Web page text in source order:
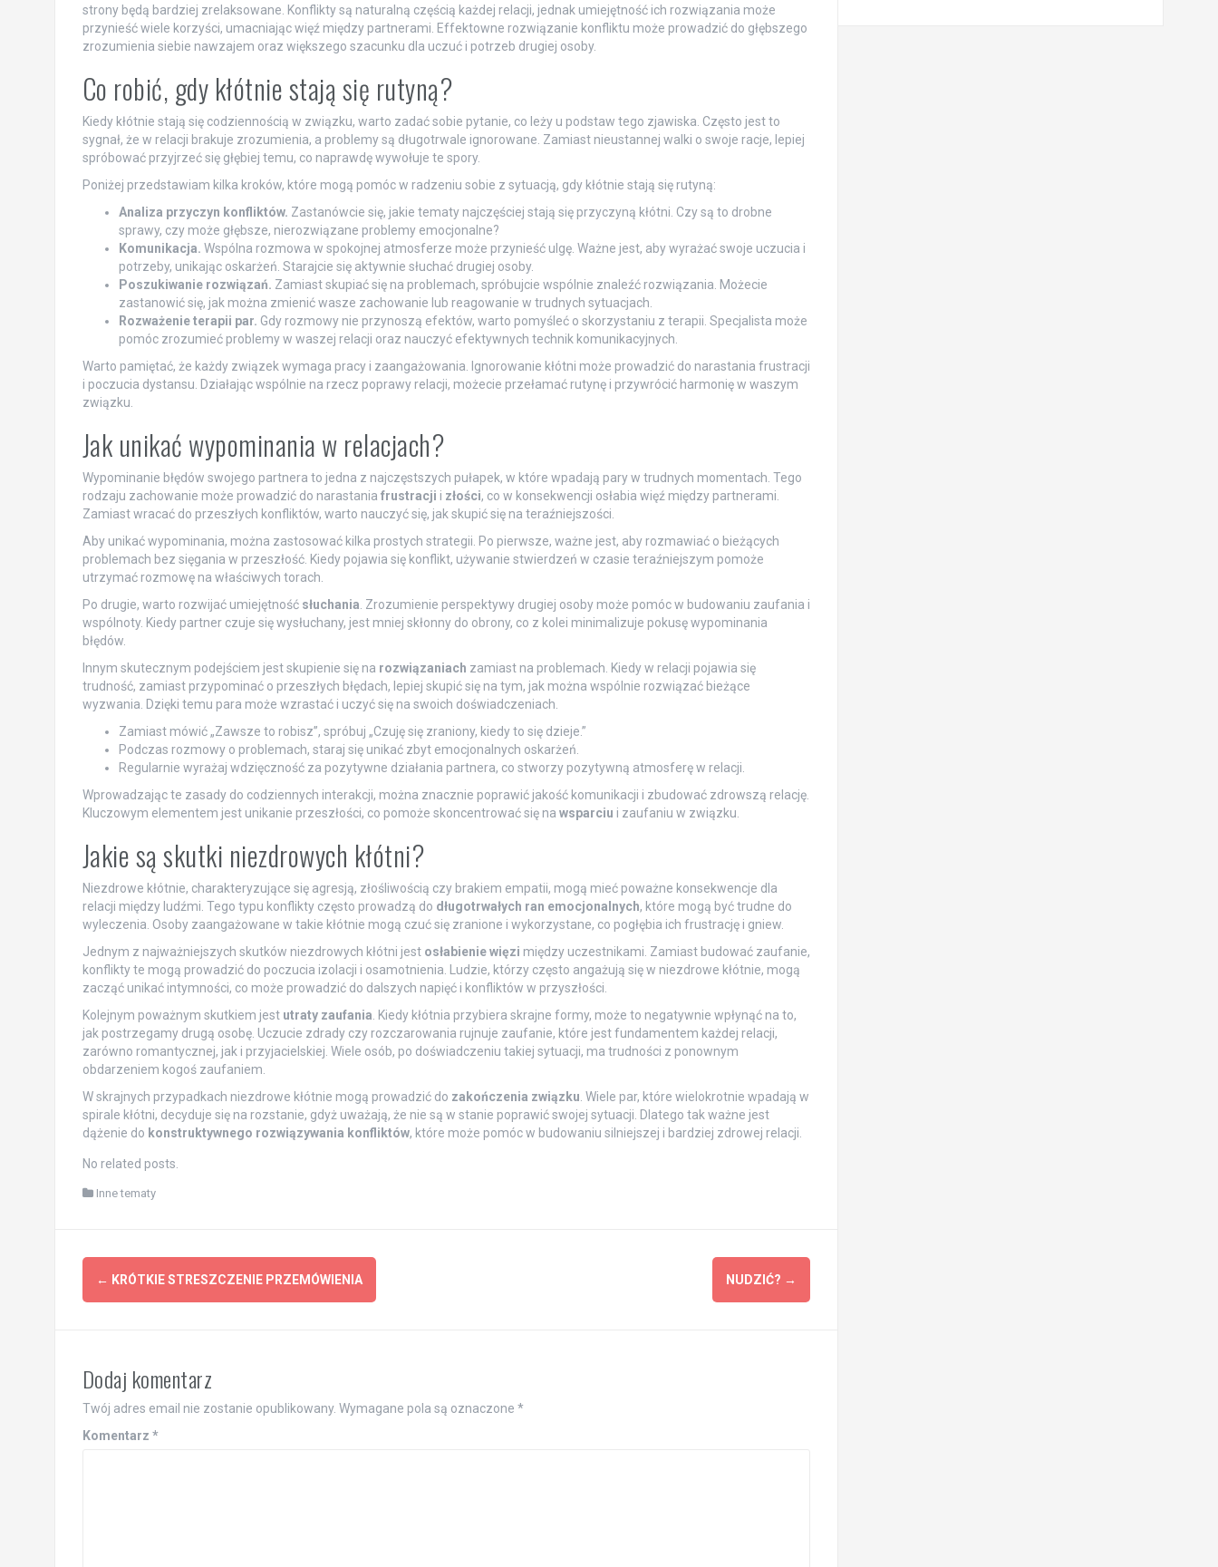
strony będą bardziej zrelaksowane. Konflikty są naturalną częścią każdej relacji, jednak umiejętność ich rozwiązania może
przynieść wiele korzyści, umacniając więź między partnerami. Effektowne rozwiązanie konfliktu może prowadzić do głębszego
zrozumienia siebie nawzajem oraz większego szacunku dla uczuć i potrzeb drugiej osoby.
Co robić, gdy kłótnie stają się rutyną?
Kiedy kłótnie stają się codziennością w związku, warto zadać sobie pytanie, co leży u podstaw tego zjawiska. Często jest to
sygnał, że w relacji brakuje zrozumienia, a problemy są długotrwale ignorowane. Zamiast nieustannej walki o swoje racje, lepiej
spróbować przyjrzeć się głębiej temu, co naprawdę wywołuje te spory.
Poniżej przedstawiam kilka kroków, które mogą pomóc w radzeniu sobie z sytuacją, gdy kłótnie stają się rutyną:
Analiza przyczyn konfliktów. Zastanówcie się, jakie tematy najczęściej stają się przyczyną kłótni. Czy są to drobne
sprawy, czy może głębsze, nierozwiązane problemy emocjonalne?
Komunikacja. Wspólna rozmowa w spokojnej atmosferze może przynieść ulgę. Ważne jest, aby wyrażać swoje uczucia i
potrzeby, unikając oskarżeń. Starajcie się aktywnie słuchać drugiej osoby.
Poszukiwanie rozwiązań. Zamiast skupiać się na problemach, spróbujcie wspólnie znaleźć rozwiązania. Możecie
zastanowić się, jak można zmienić wasze zachowanie lub reagowanie w trudnych sytuacjach.
Rozważenie terapii par. Gdy rozmowy nie przynoszą efektów, warto pomyśleć o skorzystaniu z terapii. Specjalista może
pomóc zrozumieć problemy w waszej relacji oraz nauczyć efektywnych technik komunikacyjnych.
Warto pamiętać, że każdy związek wymaga pracy i zaangażowania. Ignorowanie kłótni może prowadzić do narastania frustracji
i poczucia dystansu. Działając wspólnie na rzecz poprawy relacji, możecie przełamać rutynę i przywrócić harmonię w waszym
związku.
Jak unikać wypominania w relacjach?
Wypominanie błędów swojego partnera to jedna z najczęstszych pułapek, w które wpadają pary w trudnych momentach. Tego
rodzaju zachowanie może prowadzić do narastania frustracji i złości, co w konsekwencji osłabia więź między partnerami.
Zamiast wracać do przeszłych konfliktów, warto nauczyć się, jak skupić się na teraźniejszości.
Aby unikać wypominania, można zastosować kilka prostych strategii. Po pierwsze, ważne jest, aby rozmawiać o bieżących
problemach bez sięgania w przeszłość. Kiedy pojawia się konflikt, używanie stwierdzeń w czasie teraźniejszym pomoże
utrzymać rozmowę na właściwych torach.
Po drugie, warto rozwijać umiejętność słuchania . Zrozumienie perspektywy drugiej osoby może pomóc w budowaniu zaufania i
wspólnoty. Kiedy partner czuje się wysłuchany, jest mniej skłonny do obrony, co z kolei minimalizuje pokusę wypominania
błędów.
Innym skutecznym podejściem jest skupienie się na rozwiązaniach zamiast na problemach. Kiedy w relacji pojawia się
trudność, zamiast przypominać o przeszłych błędach, lepiej skupić się na tym, jak można wspólnie rozwiązać bieżące
wyzwania. Dzięki temu para może wzrastać i uczyć się na swoich doświadczeniach.
Zamiast mówić „Zawsze to robisz”, spróbuj „Czuję się zraniony, kiedy to się dzieje.”
Podczas rozmowy o problemach, staraj się unikać zbyt emocjonalnych oskarżeń.
Regularnie wyrażaj wdzięczność za pozytywne działania partnera, co stworzy pozytywną atmosferę w relacji.
Wprowadzając te zasady do codziennych interakcji, można znacznie poprawić jakość komunikacji i zbudować zdrowszą relację.
Kluczowym elementem jest unikanie przeszłości, co pomoże skoncentrować się na wsparciu i zaufaniu w związku.
Jakie są skutki niezdrowych kłótni?
Niezdrowe kłótnie, charakteryzujące się agresją, złośliwością czy brakiem empatii, mogą mieć poważne konsekwencje dla
relacji między ludźmi. Tego typu konflikty często prowadzą do długotrwałych ran emocjonalnych, które mogą być trudne do
wyleczenia. Osoby zaangażowane w takie kłótnie mogą czuć się zranione i wykorzystane, co pogłębia ich frustrację i gniew.
Jednym z najważniejszych skutków niezdrowych kłótni jest osłabienie więzi między uczestnikami. Zamiast budować zaufanie,
konflikty te mogą prowadzić do poczucia izolacji i osamotnienia. Ludzie, którzy często angażują się w niezdrowe kłótnie, mogą
zacząć unikać intymności, co może prowadzić do dalszych napięć i konfliktów w przyszłości.
Kolejnym poważnym skutkiem jest utraty zaufania . Kiedy kłótnia przybiera skrajne formy, może to negatywnie wpłynąć na to,
jak postrzegamy drugą osobę. Uczucie zdrady czy rozczarowania rujnuje zaufanie, które jest fundamentem każdej relacji,
zarówno romantycznej, jak i przyjacielskiej. Wiele osób, po doświadczeniu takiej sytuacji, ma trudności z ponownym
obdarzeniem kogoś zaufaniem.
W skrajnych przypadkach niezdrowe kłótnie mogą prowadzić do zakończenia związku . Wiele par, które wielokrotnie wpadają w
spirale kłótni, decyduje się na rozstanie, gdyż uważają, że nie są w stanie poprawić swojej sytuacji. Dlatego tak ważne jest
dążenie do konstruktywnego rozwiązywania konfliktów, które może pomóc w budowaniu silniejszej i bardziej zdrowej relacji.
No related posts.
Inne tematy
Post
navigation
← KRÓTKIE STRESZCZENIE PRZEMÓWIENIA NUDZIĆ? →
Dodaj komentarz
Twój adres email nie zostanie opublikowany. Wymagane pola są oznaczone *
Komentarz *